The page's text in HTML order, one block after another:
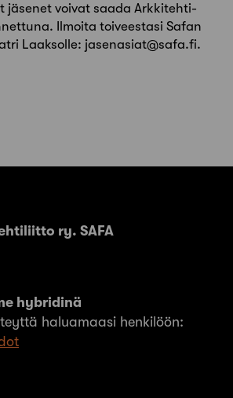
jäsenet voivat saada Arkkitehti-
Ilmoita toiveestasi Safan
Laaksolle: jasenasiat@safa.fi.
ry. SAFA
hybridinä
haluamaasi henkilöön: